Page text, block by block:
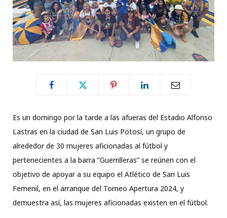
Es un domingo por la tarde a las afueras del Estadio Alfonso
Lastras en la ciudad de San Luis Potosí, un grupo de
alrededor de 30 mujeres aficionadas al fútbol y
pertenecientes a la barra “Guerrilleras” se reúnen con el
objetivo de apoyar a su equipo el Atlético de San Luis
Femenil, en el arranque del Torneo Apertura 2024, y
demuestra así, las mujeres aficionadas existen en el fútbol.